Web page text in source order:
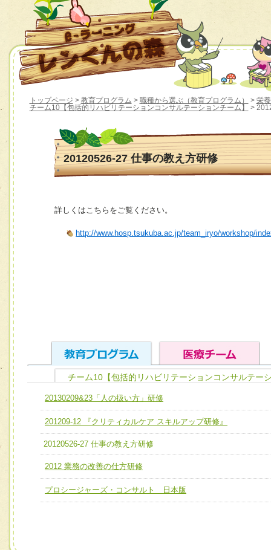
トップページ > 教育プログラム > 職種から選ぶ（教育プログラム） > 栄
チーム10【包括的リハビリテーションコンサルテーションチーム】
>
20120526-27 仕事の教え方研修
詳しくはこちらをご覧ください。
http://www.hosp.tsukuba.ac.jp/team_iryo/workshop/
ユニット１ 医療人としての基礎能力
全人的医療を実践する医療人として、必要な基礎能力を身
ける
ユニット２ チーム医療構成力
ユニット３ 多職種連携力
他職種の視点とスキルを学び、相互理解と連携を深める
チーム01【病院内横断的問題解決チーム】
チーム02【地域医療連携推進による高度医療を必要とする
宅患者等支援チーム】
チーム03【癌患者服薬サポートチーム】
チーム04【口腔ケアチーム】
チーム10【包括的リハビリテーションコンサルテー
20130209&23「人の扱い方」研修
201209-12 『クリティカルケア スキルアップ研修』
20120526-27 仕事の教え方研修
2012 業務の改善の仕方研修
プロシージャーズ・コンサルト 日本版